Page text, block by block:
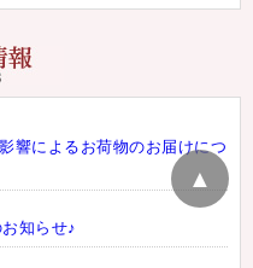
響によるお荷物のお届けにつ
知らせ♪
▲